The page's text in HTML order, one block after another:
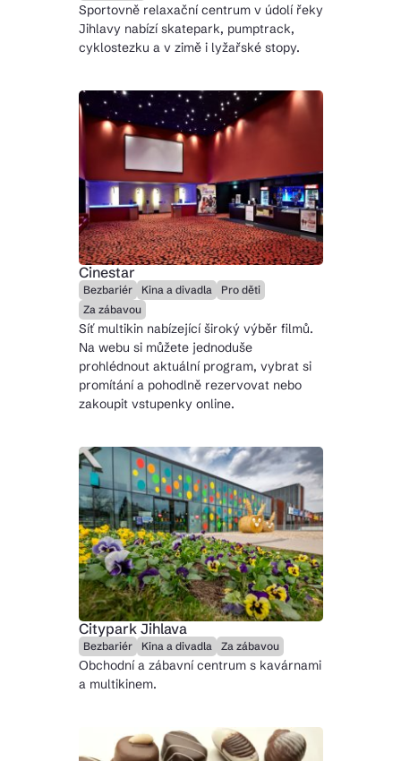
Sportovně relaxační centrum v údolí řeky
Jihlavy nabízí skatepark, pumptrack,
cyklostezku a v zimě i lyžařské stopy.
Cinestar
Bezbariér Kina a divadla
Pro děti
Za zábavou
Síť multikin nabízející široký výběr filmů.
Na webu si můžete jednoduše
prohlédnout aktuální program, vybrat si
promítání a pohodlně rezervovat nebo
zakoupit vstupenky online.
Citypark Jihlava
Bezbariér Kina a divadla Za zábavou
Obchodní a zábavní centrum s kavárnami
a multikinem.